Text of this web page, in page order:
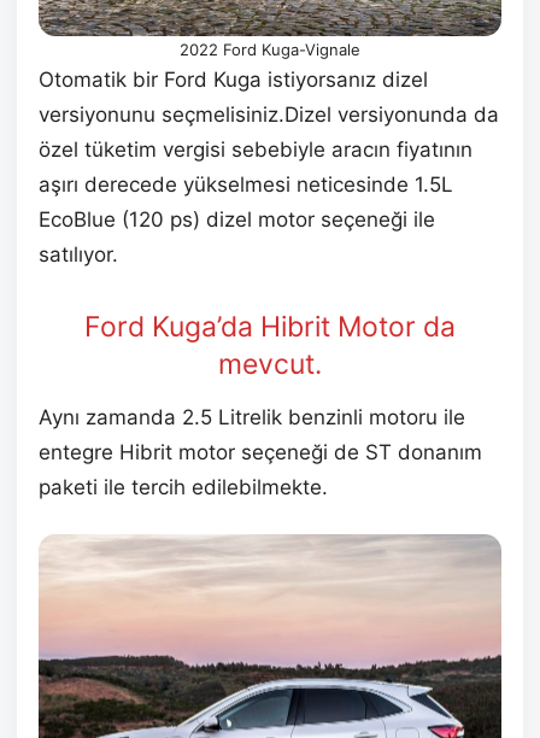
2022 Ford Kuga-Vignale
Otomatik bir Ford Kuga istiyorsanız dizel
versiyonunu seçmelisiniz.Dizel versiyonunda da
özel tüketim vergisi sebebiyle aracın fiyatının
aşırı derecede yükselmesi neticesinde 1.5L
EcoBlue (120 ps) dizel motor seçeneği ile
satılıyor.
Ford Kuga’da Hibrit Motor da
mevcut.
Aynı zamanda 2.5 Litrelik benzinli motoru ile
entegre Hibrit motor seçeneği de ST donanım
paketi ile tercih edilebilmekte.